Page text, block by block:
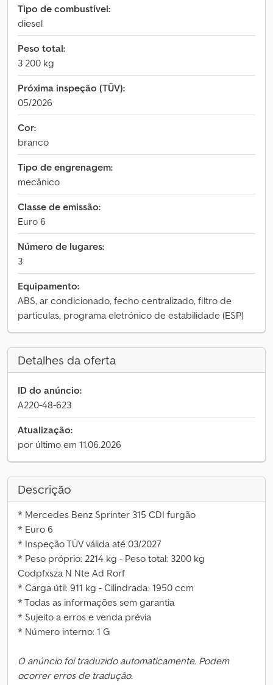
Tipo de combustível:
diesel
Peso total:
3 200 kg
Próxima inspeção (TÜV):
05/2026
Cor:
branco
Tipo de engrenagem:
mecânico
Classe de emissão:
Euro 6
Número de lugares:
3
Equipamento:
ABS, ar condicionado, fecho centralizado, filtro de
partículas, programa eletrónico de estabilidade (ESP)
Detalhes da oferta
ID do anúncio:
A220-48-623
Atualização:
por último em 11.06.2026
Descrição
* Mercedes Benz Sprinter 315 CDI furgão
* Euro 6
* Inspeção TÜV válida até 03/2027
* Peso próprio: 2214 kg - Peso total: 3200 kg
Codpfxsza N Nte Ad Rorf
* Carga útil: 911 kg - Cilindrada: 1950 ccm
* Todas as informações sem garantia
* Sujeito a erros e venda prévia
* Número interno: 1 G
O anúncio foi traduzido automaticamente. Podem
ocorrer erros de tradução.